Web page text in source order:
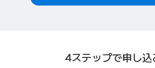
4ステップで申し込